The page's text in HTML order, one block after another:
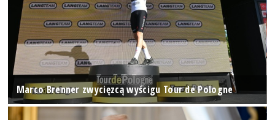
Marco Brenner zwycięzcą wyścigu Tour de Pologne